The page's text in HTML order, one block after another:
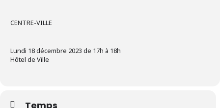
CENTRE-VILLE
Lundi 18 décembre 2023 de 17h à 18h
Hôtel de Ville
Temps